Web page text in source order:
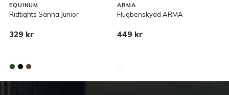
EQUINUM
Ridtights Sanna Junior
329 kr
ARMA
Flugbenskydd ARMA
449 kr